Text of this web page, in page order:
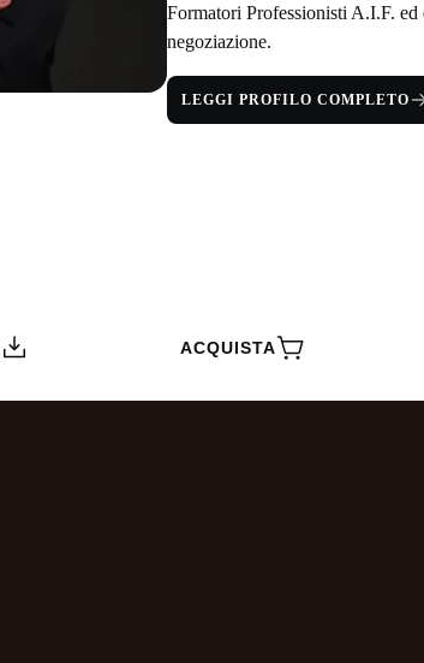
Formatori Professionisti A.I.F. ed
negoziazione.
LEGGI PROFILO COMPLETO
ACQUISTA